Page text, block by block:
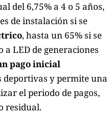
del 6,75% a 4 o 5 años,
de instalación si se
, hasta un 65% si se
LED de generaciones
pago inicial
deportivas y permite una
el periodo de pagos,
residual.